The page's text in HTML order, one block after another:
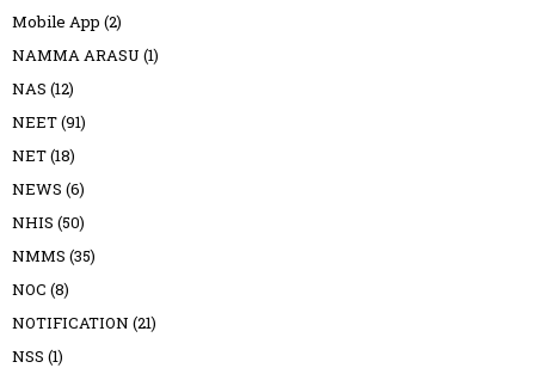
Mobile App (2)
NAMMA ARASU (1)
NAS (12)
NEET(91)
NET(18)
NEWS (6)
NHIS (50)
NMMS (35)
NOC (8)
NOTIFICATION (21)
NSS (1)